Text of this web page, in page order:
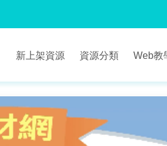
新上架資源 資源分類 Web教